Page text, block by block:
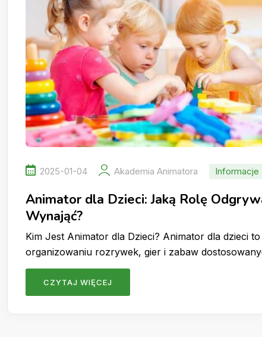
2025-01-04 Akademia Animatora Informacje
Animator dla Dzieci: Jaką Rolę
Wynająć?
Kim Jest Animator dla Dzieci? Animator dla dzieci
organizowaniu rozrywek, gier i zabaw
CZYTAJ WIĘCEJ